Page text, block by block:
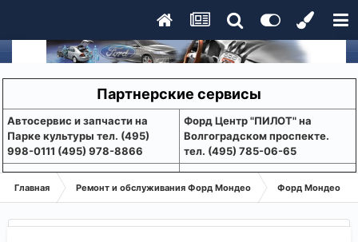
Партнерские сервисы
Aвтосервис и запчасти на
Парке культуры тел. (495)
998-0111 (495) 978-8866
Форд Центр "ПИЛОТ" на
Волгоградском проспекте.
тел. (495) 785-06-65
Главная Ремонт и обслуживания Форд Мондео Форд Мондео 1-2